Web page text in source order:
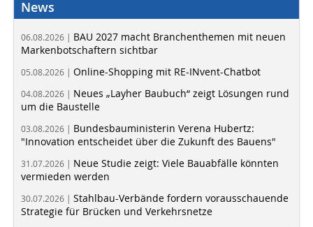
News
06.08.2026 | BAU 2027 macht Branchenthemen mit neuen
Markenbotschaftern sichtbar
05.08.2026 | Online-Shopping mit RE-INvent-Chatbot
04.08.2026 | Neues „Layher Baubuch“ zeigt Lösungen rund
um die Baustelle
03.08.2026 | Bundesbauministerin Verena Hubertz:
"Innovation entscheidet über die Zukunft des Bauens"
31.07.2026 | Neue Studie zeigt: Viele Bauabfälle könnten
vermieden werden
30.07.2026 | Stahlbau-Verbände fordern vorausschauende
Strategie für Brücken und Verkehrsnetze